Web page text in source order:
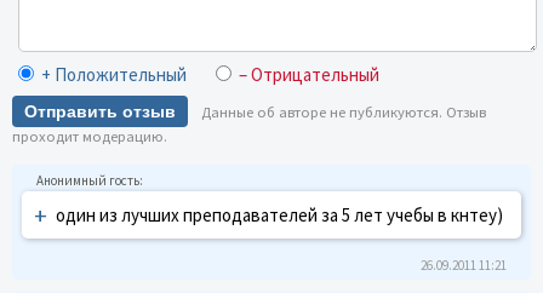
+ Положительный – Отрицательный
Отправить отзыв
Данные об авторе не публикуются. Отзыв
проходит модерацию.
+ один из лучших преподавателей за 5 лет учебы в кнтеу)
26.09.2011 11:21